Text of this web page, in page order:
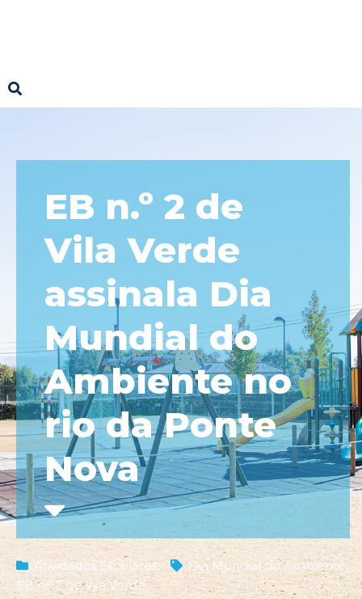
EB n.º 2 de
Vila Verde
assinala Dia
Mundial do
Ambiente no
rio da Ponte
Nova
Atividades Escolares Dia Mundial do Ambiente,
EB n.º 2 de Vila Verde